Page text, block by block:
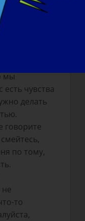
для
о
мы
чувства
делать
говорите
по тому,
то